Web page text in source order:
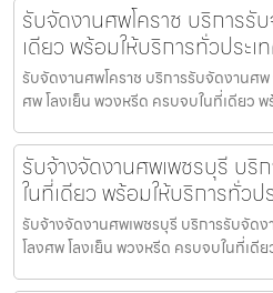
รับจัดงานศพโคราช บริการรั
เดียว พร้อมให้บริการทั่วประเ
รับจัดงานศพโคราช บริการรับจัดงานศ
ศพ โลงเย็น พวงหรีด ครบจบในที่เดียว
รับจ้างจัดงานศพเพชรบุรี บ
ในที่เดียว พร้อมให้บริการทั่วป
รับจ้างจัดงานศพเพชรบุรี บริการรับจัด
โลงศพ โลงเย็น พวงหรีด ครบจบในที่เดี